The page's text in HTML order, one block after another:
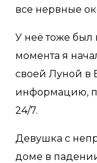
все нервные
У неë тоже был
момента я
своей Луной в
информацию,
24/7.
Девушка с
доме в